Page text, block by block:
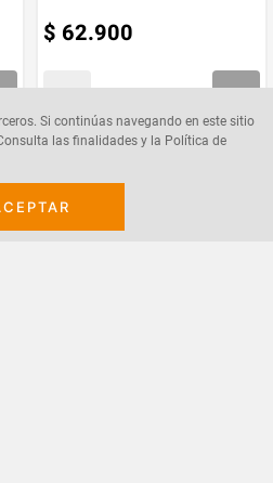
Si continúas navegando en este sitio
las finalidades y la Política de
$ 62.900